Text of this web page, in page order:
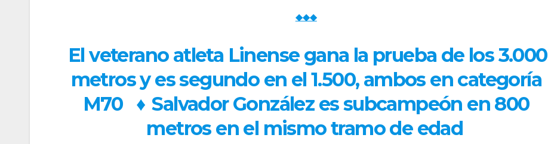
◆◆◆
El veterano atleta Linense gana la prueba de los 3.000
metros y es segundo en el 1.500, ambos en categoría
M70 ♦ Salvador González es subcampeón en 800
metros en el mismo tramo de edad